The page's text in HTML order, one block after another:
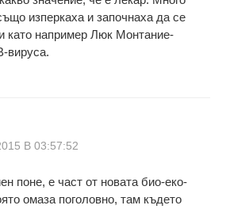
изперкаха и започнаха да се
като например Люк Монтание-
вируса.
В 03:57:52
поне, е част от новата био-еко-
омаза поголовно, там където